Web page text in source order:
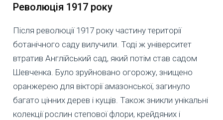
Революція 1917 року
Після революції 1917 року частину території
ботанічного саду вилучили. Тоді ж університет
втратив Англійський сад, який потім став садом
Шевченка. Було зруйновано огорожу, знищено
оранжерею для вікторії амазонської, загинуло
багато цінних дерев і кущів. Також зникли унікальні
колекції рослин степової флори, крейдяних і